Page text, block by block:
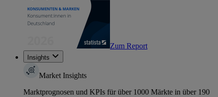
Zum Report
Insights
Market Insights
Marktprognosen und KPIs für über 1000 Märkte in über 190